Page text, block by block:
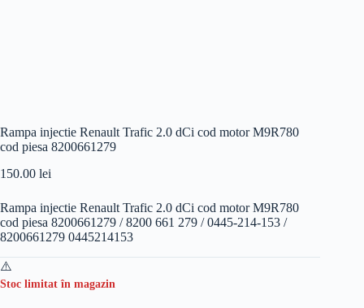
Rampa injectie Renault Trafic 2.0 dCi cod motor M9R780
cod piesa 8200661279
150.00 lei
Rampa injectie Renault Trafic 2.0 dCi cod motor M9R780
cod piesa 8200661279 / 8200 661 279 / 0445-214-153 /
8200661279 0445214153
Stoc limitat în magazin